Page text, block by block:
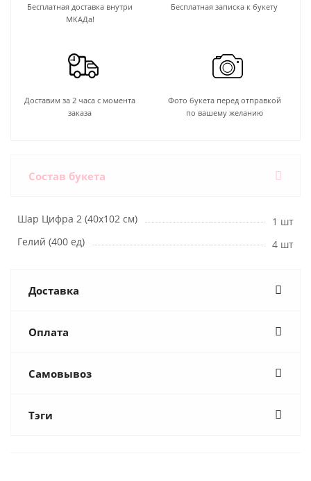
Бесплатная доставка внутри
МКАДа!
Бесплатная записка к букету
Доставим за 2 часа с момента
заказа
Фото букета перед отправкой
по вашему желанию
Состав букета
Шар Цифра 2 (40х102 см)
1 шт
Гелий (400 ед)
4 шт
Доставка
Оплата
Самовывоз
Тэги